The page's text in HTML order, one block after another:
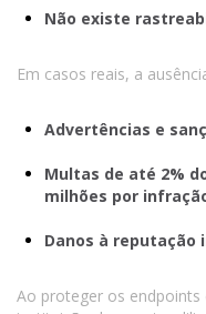
Não existe
Em casos reais, a
Advertências e
Multas de até 2%
milhões por
Danos à reputação
Ao proteger os endpoints